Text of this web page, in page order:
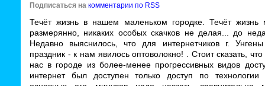
Подписаться на комментарии по RSS
Течёт жизнь в нашем маленьком городке. Течёт жизнь
размерянно, никаких особых скачков не делая... до
Недавно выяснилось, что для интернетчиков г. Унгены
праздник - к нам явилось оптоволокно!
. Стоит сказать,
нас в городе из более-менее прогрессивных видов
интернет был доступен только доступ по